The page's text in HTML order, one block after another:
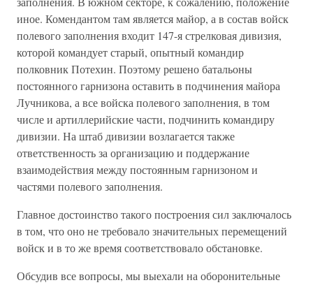
иное. Комендантом там является майор, а в состав войск
полевого заполнения входит 147-я стрелковая дивизия,
которой командует старый, опытный командир
полковник Потехин. Поэтому решено батальоны
постоянного гарнизона оставить в подчинения майора
Лучникова, а все войска полевого заполнения, в том
числе и артиллерийские части, подчинить командиру
дивизии. На штаб дивизии возлагается также
ответственность за организацию и поддержание
взаимодействия между постоянным гарнизоном и
частями полевого заполнения.
Главное достоинство такого построения сил заключалось
в том, что оно не требовало значительных перемещений
войск и в то же время соответствовало обстановке.
Обсудив все вопросы, мы выехали на оборонительные